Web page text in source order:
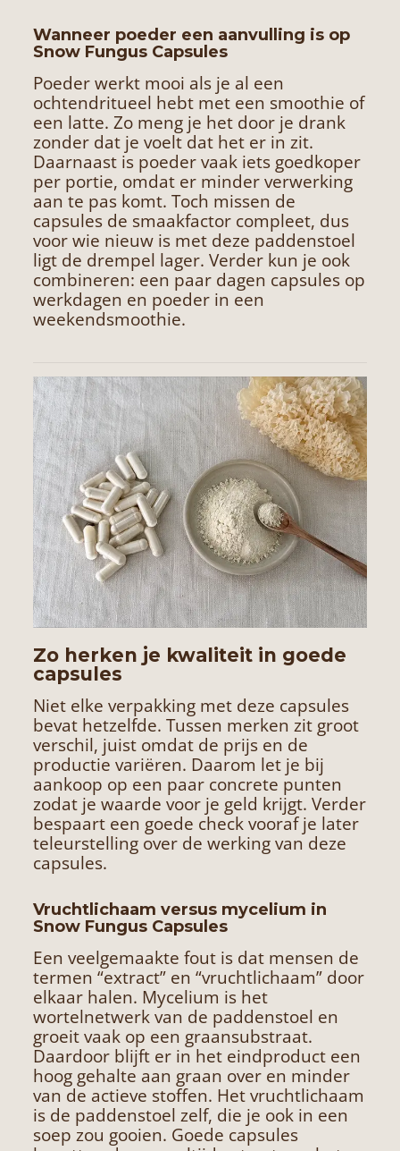
Wanneer poeder een aanvulling is op
Snow Fungus Capsules
Poeder werkt mooi als je al een
ochtendritueel hebt met een smoothie of
een latte. Zo meng je het door je drank
zonder dat je voelt dat het er in zit.
Daarnaast is poeder vaak iets goedkoper
per portie, omdat er minder verwerking
aan te pas komt. Toch missen de
capsules de smaakfactor compleet, dus
voor wie nieuw is met deze paddenstoel
ligt de drempel lager. Verder kun je ook
combineren: een paar dagen capsules op
werkdagen en poeder in een
weekendsmoothie.
Zo herken je kwaliteit in goede
capsules
Niet elke verpakking met deze capsules
bevat hetzelfde. Tussen merken zit groot
verschil, juist omdat de prijs en de
productie variëren. Daarom let je bij
aankoop op een paar concrete punten
zodat je waarde voor je geld krijgt. Verder
bespaart een goede check vooraf je later
teleurstelling over de werking van deze
capsules.
Vruchtlichaam versus mycelium in
Snow Fungus Capsules
Een veelgemaakte fout is dat mensen de
termen “extract” en “vruchtlichaam” door
elkaar halen. Mycelium is het
wortelnetwerk van de paddenstoel en
groeit vaak op een graansubstraat.
Daardoor blijft er in het eindproduct een
hoog gehalte aan graan over en minder
van de actieve stoffen. Het vruchtlichaam
is de paddenstoel zelf, die je ook in een
soep zou gooien. Goede capsules